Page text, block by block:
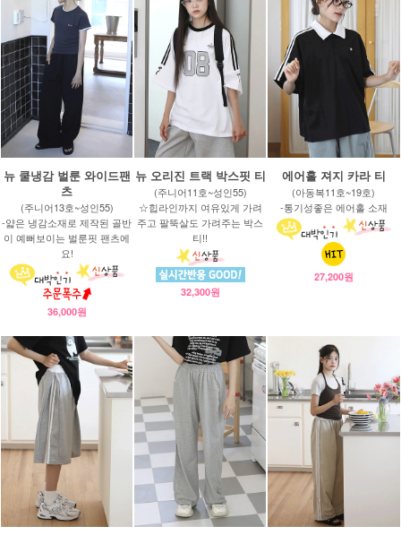
뉴 쿨냉감 벌룬 와이드팬
츠
(주니어13호~성인55)
-얇은 냉감소재로 제작된 골반
이 예뻐보이는 벌룬핏 팬츠에
요!
36,000원
뉴 오리진 트랙 박스핏 티
(주니어11호~성인55)
☆힙라인까지 여유있게 가려
주고 팔뚝살도 가려주는 박스
티!!
32,300원
에어홀 져지 카라 티
(아동복11호~19호)
-통기성좋은 에어홀 소재
27,200원